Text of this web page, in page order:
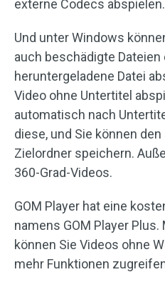
externe Codecs abspielen.
Und unter Windows
auch beschädigte Dateien
heruntergeladene Datei
Video ohne Untertitel
automatisch nach
diese, und Sie können
Zielordner speichern.
360-Grad-Videos.
GOM Player hat eine
namens GOM Player
können Sie Videos ohne
mehr Funktionen